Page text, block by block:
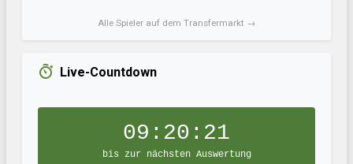
Alle Spieler auf dem Transfermarkt →
Live-Countdown
09:20:21
bis zur nächsten Auswertung